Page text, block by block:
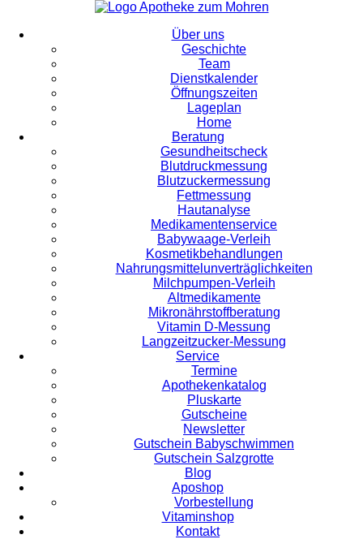
Über uns
Geschichte
Team
Dienstkalender
Öffnungszeiten
Lageplan
Home
Beratung
Gesundheitscheck
Blutdruckmessung
Blutzuckermessung
Fettmessung
Hautanalyse
Medikamentenservice
Babywaage-Verleih
Kosmetikbehandlungen
Nahrungsmittelunverträglichkeiten
Milchpumpen-Verleih
Altmedikamente
Mikronährstoffberatung
Vitamin D-Messung
Langzeitzucker-Messung
Service
Termine
Apothekenkatalog
Pluskarte
Gutscheine
Newsletter
Gutschein Babyschwimmen
Gutschein Salzgrotte
Blog
Aposhop
Vorbestellung
Vitaminshop
Kontakt